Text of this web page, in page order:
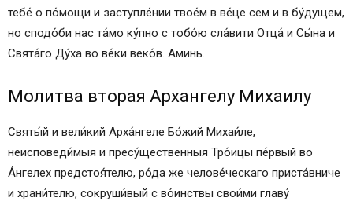
тебе́ о по́мощи и заступле́нии твое́м в ве́це сем и в бу́дущем,
но сподо́би нас та́мо ку́пно с тобо́ю сла́вити Отца́ и Сы́на и
Свята́го Ду́ха во ве́ки веко́в. Аминь.
Молитва вторая Архангелу Михаилу
Святы́й и вели́кий Арха́нгеле Бо́жий Михаи́ле,
неисповеди́мыя и пресу́щественныя Тро́ицы пе́рвый во
А́нгелех предстоя́телю, ро́да же челове́ческаго приста́вниче
и храни́телю, сокруши́вый с во́инствы свои́ми главу́